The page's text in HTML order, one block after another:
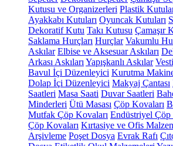
Kutusu ve Organizerleri Plastik
Ayakkabı Kutuları Oyuncak Kutuları
Dekoratif Kutu Takı Kutusu Çamaşır
Saklama Hurçları Hurçlar Vakumlu
Askılar Elbise ve Aksesuar Askıları
Arkası Askıları Yapışkanlı Askılar
Bavul İçi Düzenleyici Kurutma
Dolap İçi Düzenleyici Makyaj Çantası
Saatleri Masa Saati Duvar Saatleri
Minderleri Ütü Masası Çöp Kovaları
Mutfak Çöp Kovaları Endüstriyel Çöp
Çöp Kovaları Kırtasiye ve Ofis
Arşivleme Poşet Dosya Evrak Rafı